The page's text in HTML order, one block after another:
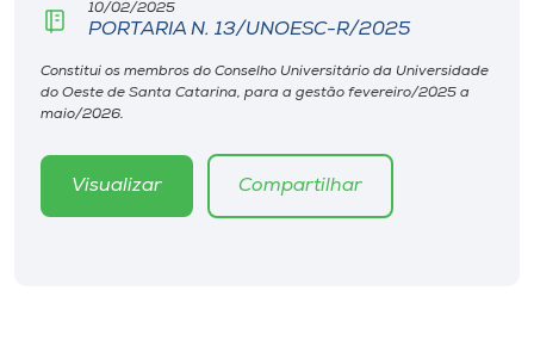
Editora
Rádio
10/02/2025
PORTARIA N. 13/UNOESC-R/2025
Constitui os membros do Conselho Universitário da Universidade
do Oeste de Santa Catarina, para a gestão fevereiro/2025 a
maio/2026.
Visualizar Compartilhar